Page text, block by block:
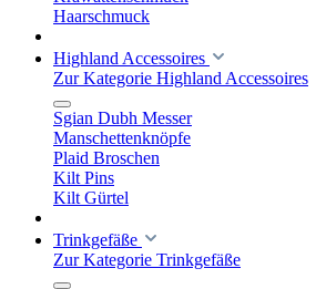
Haarschmuck
Highland Accessoires
Zur Kategorie Highland Accessoires
Sgian Dubh Messer
Manschettenknöpfe
Plaid Broschen
Kilt Pins
Kilt Gürtel
Trinkgefäße
Zur Kategorie Trinkgefäße